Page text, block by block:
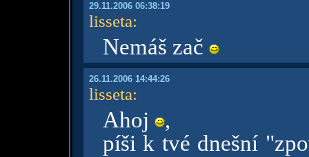
29.11.2006 06:38:19
lisseta:
Nemáš zač
26.11.2006 14:44:26
lisseta:
Ahoj
,
píši k tvé dnešní